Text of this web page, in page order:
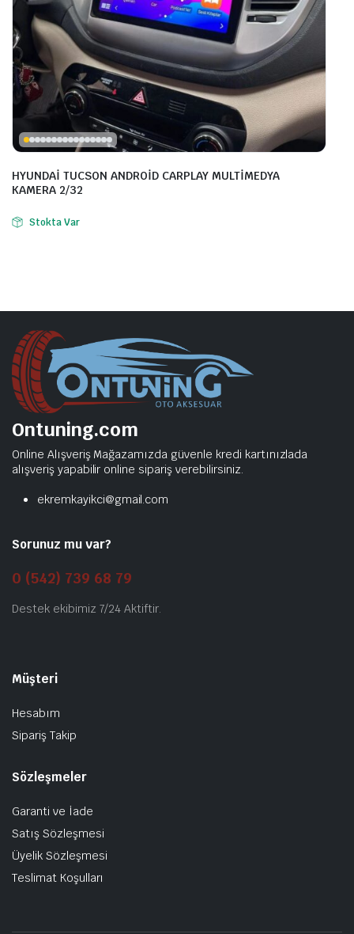
HYUNDAİ TUCSON ANDROİD CARPLAY MULTİMEDYA
KAMERA 2/32
Stokta Var
Ontuning.com
Online Alışveriş Mağazamızda güvenle kredi kartınızlada
alışveriş yapabilir online sipariş verebilirsiniz.
ekremkayikci@gmail.com
Sorunuz mu var?
0 (542) 739 68 79
Destek ekibimiz 7/24 Aktiftir.
Müşteri
Hesabım
Sipariş Takip
Sözleşmeler
Garanti ve İade
Satış Sözleşmesi
Üyelik Sözleşmesi
Teslimat Koşulları